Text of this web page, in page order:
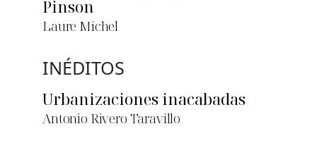
Pinson
Laure Michel
INÉDITOS
Urbanizaciones inacabadas
Antonio Rivero Taravillo